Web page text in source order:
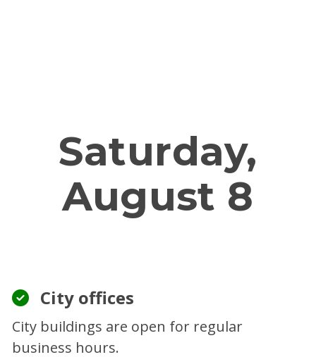
Service
Saturday,
August 8
City offices
City buildings are open for regular
business hours.